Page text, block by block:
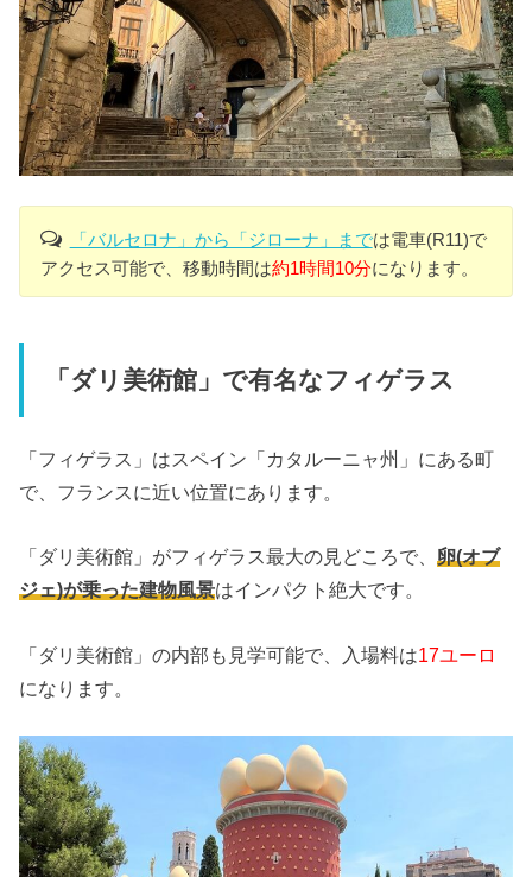
「バルセロナ」から「ジローナ」までは電車(R11)で
アクセス可能で、移動時間は約1時間10分になります。
「ダリ美術館」で有名なフィゲラス
「フィゲラス」はスペイン「カタルーニャ州」にある町
で、フランスに近い位置にあります。
「ダリ美術館」がフィゲラス最大の見どころで、卵(オブ
ジェ)が乗った建物風景はインパクト絶大です。
「ダリ美術館」の内部も見学可能で、入場料は17ユーロ
になります。